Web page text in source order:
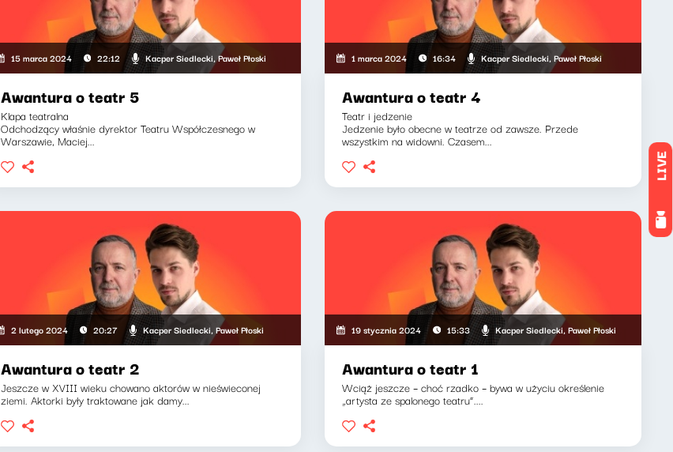
LIVE
15 marca 2024 22:12 Kacper Siedlecki, Paweł Płoski
Awantura o teatr 5
Klapa teatralna
Odchodzący właśnie dyrektor Teatru Współczesnego w
Warszawie, Maciej...
1 marca 2024 16:34 Kacper Siedlecki, Paweł Płoski
Awantura o teatr 4
Teatr i jedzenie
Jedzenie było obecne w teatrze od zawsze. Przede
wszystkim na widowni. Czasem...
2 lutego 2024 20:27 Kacper Siedlecki, Paweł Płoski
Awantura o teatr 2
Jeszcze w XVIII wieku chowano aktorów w nieświeconej
ziemi. Aktorki były traktowane jak damy...
19 stycznia 2024 15:33 Kacper Siedlecki, Paweł Płoski
Awantura o teatr 1
Wciąż jeszcze – choć rzadko – bywa w użyciu określenie
„artysta ze spalonego teatru”....